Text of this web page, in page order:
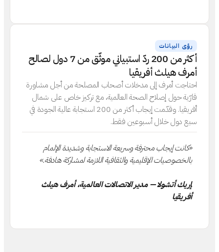
رؤى البيانات
أكثر من 200 ردّ استبياني موثّق من 7 دول لصالح
أمرف هيلث أفريقيا
احتاجت أمرف إلى مدخلات أصحاب المصلحة من أجل مشاورة
قارّية حول إصلاح الصحة العالمية، مع تركيز خاص على شمال
أفريقيا. وقدّمت إيجاب أكثر من 200 استجابة عالية الجودة في
سبع دول خلال أسبوعين فقط.
«كانت إيجاب محترفة وسريعة الاستجابة وشديدة الإلمام
بالخصوصيات الإقليمية والثقافية اللازمة لمشاركة هادفة.»
إريك أتشولا — مدير الاتصالات العالمية، أمرف هيلث
أفريقيا